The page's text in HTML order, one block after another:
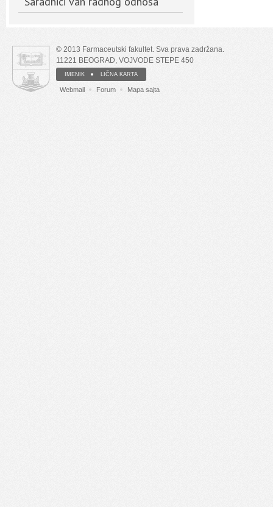
© 2013 Farmaceutski fakultet. Sva prava zadržana.
11221 BEOGRAD, VOJVODE STEPE 450
IMENIK LIČNA KARTA
Webmail Forum Mapa sajta